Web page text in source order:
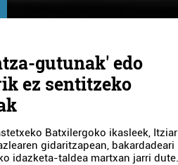
gutunak' edo
ez sentitzeko
Batxilergoko ikasleek, Itziar
gidaritzapean, bakardadeari
idazketa-taldea martxan jarri dute.